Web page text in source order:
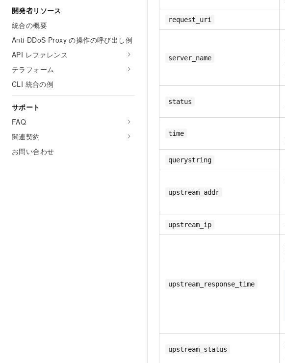
開発者リソース
統合の概要
Anti-DDoS Proxy の操作の呼び出し例
API レファレンス
テラフォーム
CLI 統合の例
サポート
FAQ
関連契約
お問い合わせ
request_uri
server_name
status
time
querystring
upstream_addr
upstream_ip
upstream_response_time
upstream_status